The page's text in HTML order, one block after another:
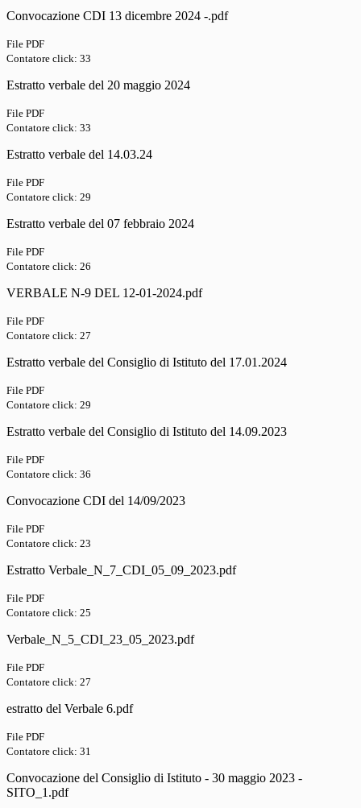
Convocazione CDI 13 dicembre 2024 -.pdf
File PDF
Contatore click: 33
Estratto verbale del 20 maggio 2024
File PDF
Contatore click: 33
Estratto verbale del 14.03.24
File PDF
Contatore click: 29
Estratto verbale del 07 febbraio 2024
File PDF
Contatore click: 26
VERBALE N-9 DEL 12-01-2024.pdf
File PDF
Contatore click: 27
Estratto verbale del Consiglio di Istituto del 17.01.2024
File PDF
Contatore click: 29
Estratto verbale del Consiglio di Istituto del 14.09.2023
File PDF
Contatore click: 36
Convocazione CDI del 14/09/2023
File PDF
Contatore click: 23
Estratto Verbale_N_7_CDI_05_09_2023.pdf
File PDF
Contatore click: 25
Verbale_N_5_CDI_23_05_2023.pdf
File PDF
Contatore click: 27
estratto del Verbale 6.pdf
File PDF
Contatore click: 31
Convocazione del Consiglio di Istituto - 30 maggio 2023 -
SITO_1.pdf